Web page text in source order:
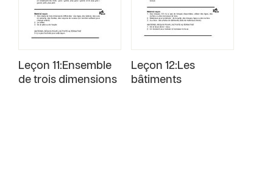
Leçon 11:Ensemble
de trois dimensions
Leçon 12:Les
bâtiments